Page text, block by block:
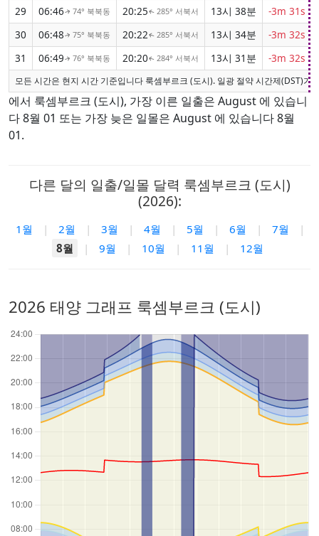
29
06:46↑ 74° 북북동 20:25↑ 285° 서북서 13시 38분 -3m 31s
30
06:48↑ 75° 북북동 20:22↑ 285° 서북서 13시 34분 -3m 32s
31
06:49↑ 76° 북북동 20:20↑ 284° 서북서 13시 31분 -3m 32s
모든 시간은 현지 시간 기준입니다 룩셈부르크 (도시). 일광 절약 시간제(DST)
에서 룩셈부르크 (도시), 가장 이른 일출은 August 에 있습니
다 8월 01 또는 가장 늦은 일몰은 August 에 있습니다 8월
01.
다른 달의 일출/일몰 달력 룩셈부르크 (도시)
(2026):
1월 | 2월 | 3월 | 4월 | 5월 | 6월 | 7월
|
8월
| 9월 | 10월 | 11월 | 12월
2026 태양 그래프 룩셈부르크 (도시)